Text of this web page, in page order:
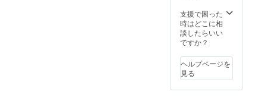
金が発
生いた
しま
す。 ※
ト（説
明会、
ガイダ
ンスな
ネーム
可） ※
住所及
び連絡
載する
場合
は、当
該情報
行期
間：リ
リース
日より1
イベン
ト（説
明会、
ガイダ
支援で困った
時はどこに相
談したらいい
ですか？
ヘルプページを
見る